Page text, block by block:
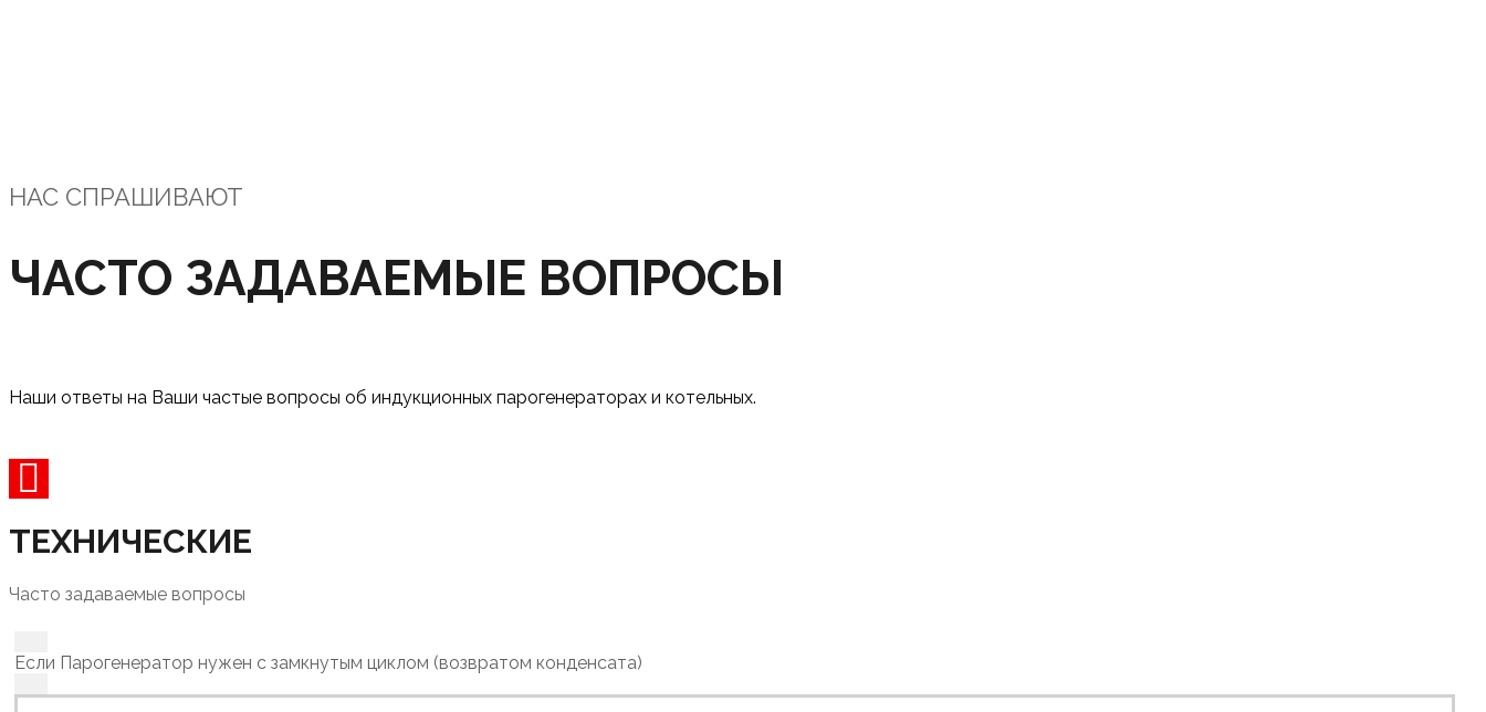
НАС СПРАШИВАЮТ
ЧАСТО ЗАДАВАЕМЫЕ ВОПРОСЫ
Наши ответы на Ваши частые вопросы об индукционных парогенераторах и котельных.
ТЕХНИЧЕСКИЕ
Часто задаваемые вопросы
Если Парогенератор нужен с замкнутым циклом (возвратом конденсата)